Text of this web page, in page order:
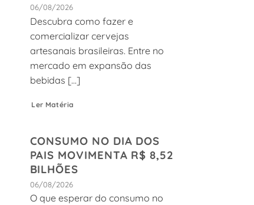
06/08/2026
Descubra como fazer e
comercializar cervejas
artesanais brasileiras. Entre no
mercado em expansão das
bebidas [...]
Ler Matéria
CONSUMO NO DIA DOS
PAIS MOVIMENTA R$ 8,52
BILHÕES
06/08/2026
O que esperar do consumo no